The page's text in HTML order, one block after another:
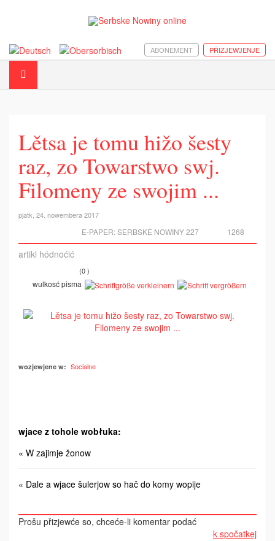
PŘIZJEWJENJE
ABONEMENT
Lětsa je tomu hižo šesty
raz, zo Towarstwo swj.
Filomeny ze swojim ...
pjatk, 24. nowembera 2017
1268
E-PAPER:SERBSKE NOWINY 227
artikl hódnoćić
(0 )
wulkosć pisma
wozjewjene w: Socialne
wjace z tohole wobłuka:
« W zajimje žonow
« Dale a wjace šulerjow so hač do komy wopije
Prošu přizjewće so, chceće-li komentar podać
k spočatkej